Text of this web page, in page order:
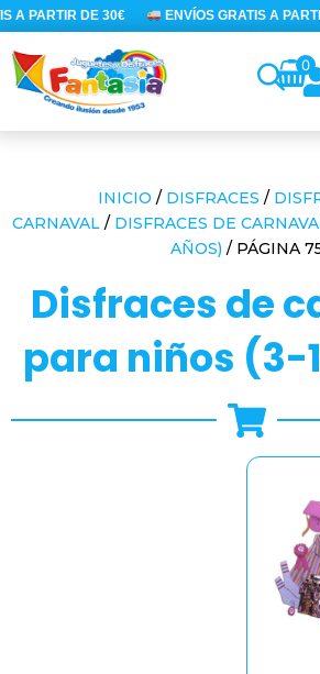
Ir
al
contenido
A PARTIR DE 30€ ENVÍOS GRATIS A
0
INICIO / DISFRACES /
CARNAVAL / DISFRACES DE
AÑOS) / PÁGINA
disfraces de carnaval
para niños (3-